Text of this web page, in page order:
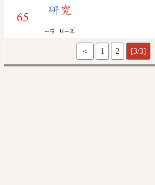
65
研究
ㄧㄢ
ˊ
ㄐㄧㄡ
ˋ
＜ 1 2 [3/3]